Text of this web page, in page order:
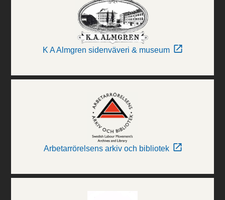
K A Almgren sidenväveri & museum
Arbetarrörelsens arkiv och bibliotek